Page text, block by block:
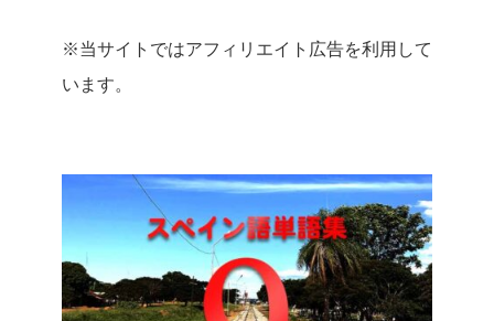
※当サイトではアフィリエイト広告を利用して
います。